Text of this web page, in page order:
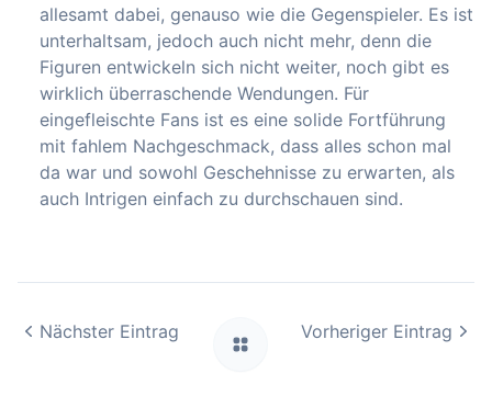
allesamt dabei, genauso wie die Gegenspieler. Es ist
unterhaltsam, jedoch auch nicht mehr, denn die
Figuren entwickeln sich nicht weiter, noch gibt es
wirklich überraschende Wendungen. Für
eingefleischte Fans ist es eine solide Fortführung
mit fahlem Nachgeschmack, dass alles schon mal
da war und sowohl Geschehnisse zu erwarten, als
auch Intrigen einfach zu durchschauen sind.
Nächster Eintrag Vorheriger Eintrag